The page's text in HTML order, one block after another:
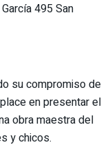
495 San
su compromiso de
en presentar el
obra maestra del
y chicos.